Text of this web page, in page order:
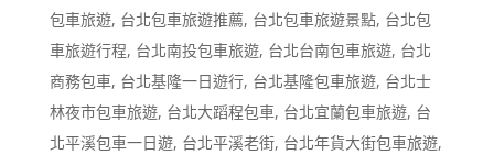
包車旅遊, 台北包車旅遊推薦, 台北包車旅遊景點, 台北包
車旅遊行程, 台北南投包車旅遊, 台北台南包車旅遊, 台北
商務包車, 台北基隆一日遊行, 台北基隆包車旅遊, 台北士
林夜市包車旅遊, 台北大蹈程包車, 台北宜蘭包車旅遊, 台
北平溪包車一日遊, 台北平溪老街, 台北年貨大街包車旅遊,